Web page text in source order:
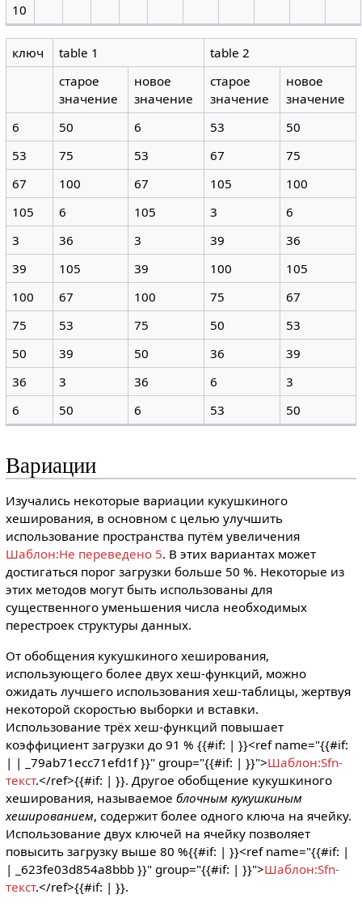
10
ключ table 1
table 2
старое
значение
новое
значение
старое
значение
новое
значение
6
50 6 53
50
53
75 53 67
75
67
100 67 105
100
105
6 105 3
6
3
36 3 39
36
39
105 39 100
105
100
67 100 75
67
75
53 75 50
53
50
39 50 36
39
36
3 36 6
3
6
50 6 53 50
Вариации
Изучались некоторые вариации кукушкиного
хеширования, в основном с целью улучшить
использование пространства путём увеличения
Шаблон:Не переведено 5. В этих вариантах может
достигаться порог загрузки больше 50 %. Некоторые из
этих методов могут быть использованы для
существенного уменьшения числа необходимых
перестроек структуры данных.
От обобщения кукушкиного хеширования,
использующего более двух хеш-функций, можно
ожидать лучшего использования хеш-таблицы, жертвуя
некоторой скоростью выборки и вставки.
Использование трёх хеш-функций повышает
коэффициент загрузки до 91 % {{#if: | }}<ref name="{{#if:
| | _79ab71ecc71efd1f }}" group="{{#if: | }}">Шаблон:Sfn-
текст.</ref>{{#if: | }}. Другое обобщение кукушкиного
хеширования, называемое блочным кукушкиным
хешированием, содержит более одного ключа на ячейку.
Использование двух ключей на ячейку позволяет
повысить загрузку выше 80 %{{#if: | }}<ref name="{{#if: |
| _623fe03d854a8bbb }}" group="{{#if: | }}">Шаблон:Sfn-
текст.</ref>{{#if: | }}.